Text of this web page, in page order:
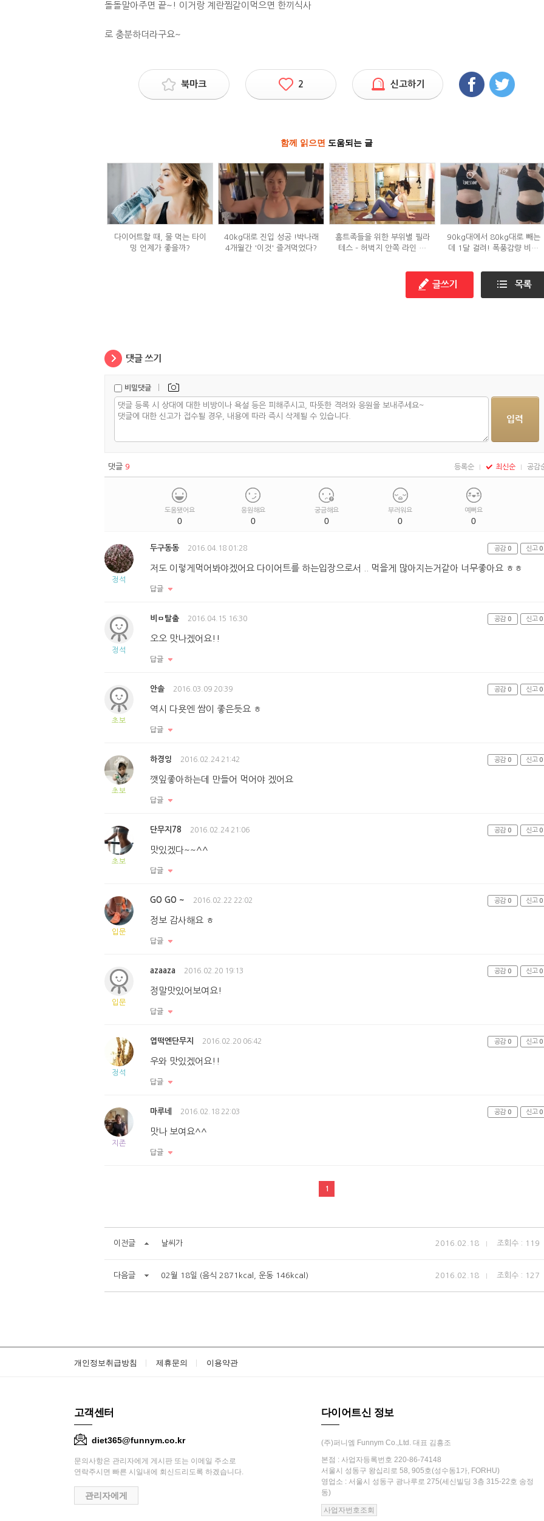
돌돌말아주면 끝~! 이거랑 계란찜같이먹으면 한끼식사
로 충분하더라구요~
북마크 2 신고하기
함께 읽으면 도움되는 글
다이어트할 때, 물 먹는 타이
밍 언제가 좋을까?
40kg대로 진입 성공 !박나래
4개월간 '이것' 즐겨먹었다?
홈트족들을 위한 부위별 필라
테스 – 허벅지 안쪽 라인 만
90kg대에서 80kg대로 빼는
데 1달 걸려! 폭풍감량 비결
비밀댓글 |
댓글 9 등록순 최신순 공감
도움됐어요
0
응원해요
0
궁금해요
0
부러워요
0
예뻐요
0
정석
두구동동 2016.04.18 01:28
저도 이렇게먹어봐야겠어요 다이어트를 하는입장으로서 .. 먹을게 많아지는거같아 너무좋아요 ㅎㅎ
답글
공감 0 신고 0
정석
비ㅁ탈출 2016.04.15 16:30
오오 맛나겠어요!!
답글
공감 0 신고 0
초보
안솔 2016.03.09 20:39
역시 다욧엔 쌈이 좋은듯요 ㅎ
답글
공감 0 신고 0
초보
하경잉 2016.02.24 21:42
깻잎좋아하는데 만들어 먹어야 겠어요
답글
공감 0 신고 0
초보
단무지78 2016.02.24 21:06
맛있겠다~~^^
답글
공감 0 신고 0
입문
GO GO ~ 2016.02.22 22:02
정보 감사해요 ㅎ
답글
공감 0 신고 0
입문
azaaza 2016.02.20 19:13
정말맛있어보여요!
답글
공감 0 신고 0
정석
엽떡엔단무지 2016.02.20 06:42
우와 맛있겠어요!!
답글
공감 0 신고 0
지존
마루네 2016.02.18 22:03
맛나 보여요^^
답글
공감 0 신고 0
1
이전글 날씨가 2016.02.18 조회수 : 119
다음글 02월 18일 (음식 2871kcal, 운동 146kcal) 2016.02.18 조회수 : 127
개인정보취급방침 제휴문의 이용약관
고객센터
diet365@funnym.co.kr
문의사항은 관리자에게 게시판 또는 이메일 주소로
연락주시면 빠른 시일내에 회신드리도록 하겠습니다.
관리자에게
다이어트신 정보
(주)퍼니엠 Funnym Co.,Ltd. 대표 김흥조
본점 : 사업자등록번호 220-86-74148
서울시 성동구 왕십리로 58, 905호(성수동1가, FORHU)
영업소 : 서울시 성동구 광나루로 275(세신빌딩 3층 315-22호 송정
동)
사업자번호조회